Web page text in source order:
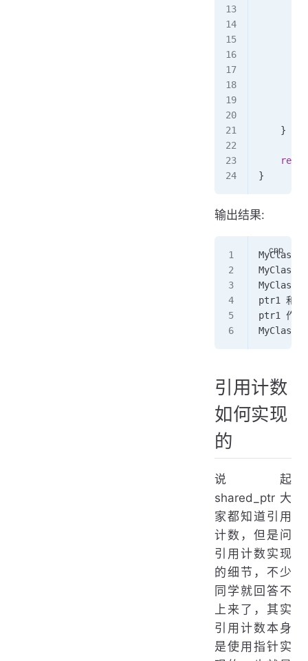
    }
}
输出结果:
MyClass
MyClass
MyClass
ptr1 和
ptr1 作用
MyClass
引用计数
如何实现
的
说起
shared_ptr 大
家都知道引用
计数，但是问
引用计数实现
的细节，不少
同学就回答不
上来了，其实
引用计数本身
是使用指针实